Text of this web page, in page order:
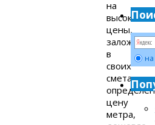
на
высокие
цены,
заложили
в
своих
сметах
цену
метра,
на